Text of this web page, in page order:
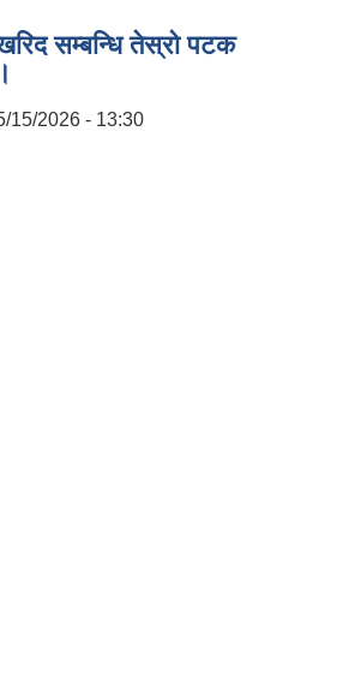
खरिद सम्बन्धि तेस्रो पटक
15/2026 - 13:30